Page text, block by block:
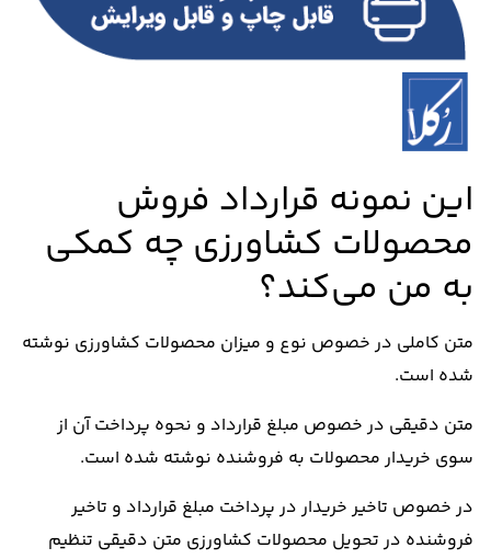
این نمونه قرارداد فروش
محصولات کشاورزی چه کمکی
به من می‌کند؟
متن کاملی در خصوص نوع و میزان محصولات کشاورزی نوشته
شده است.
متن دقیقی در خصوص مبلغ قرارداد و نحوه پرداخت آن از
سوی خریدار محصولات به فروشنده نوشته شده است.
در خصوص تاخیر خریدار در پرداخت مبلغ قرارداد و تاخیر
فروشنده در تحویل محصولات کشاورزی متن دقیقی تنظیم